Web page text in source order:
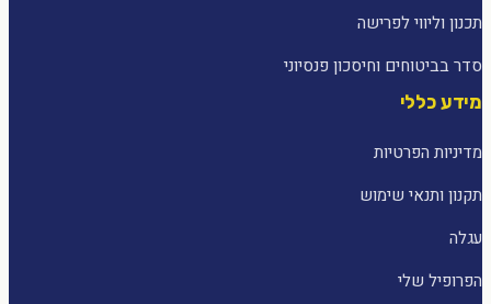
תכנון וליווי לפרישה
סדר בביטוחים וחיסכון פנסיוני
מידע כללי
מדיניות הפרטיות
תקנון ותנאי שימוש
עגלה
הפרופיל שלי